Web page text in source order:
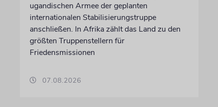
ugandischen Armee der geplanten
internationalen Stabilisierungstruppe
anschließen. In Afrika zählt das Land zu den
größten Truppenstellern für
Friedensmissionen
07.08.2026